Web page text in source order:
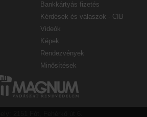
Bankkártyás fizetés
Kérdések és válaszok - CIB
Videók
Képek
Rendezvények
Minősítések